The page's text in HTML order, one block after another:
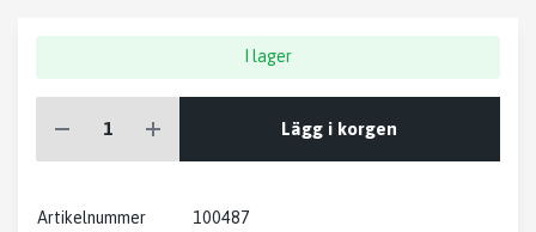
I lager
Lägg i korgen
Artikelnummer 100487